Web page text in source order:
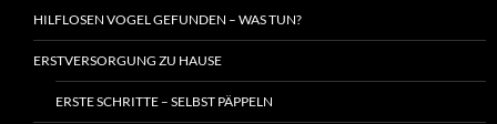
HILFLOSEN VOGEL GEFUNDEN – WAS TUN?
ERSTVERSORGUNG ZU HAUSE
ERSTE SCHRITTE – SELBST PÄPPELN